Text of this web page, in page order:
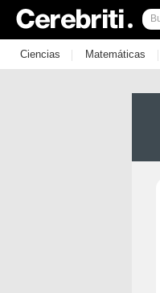
Ciencias | Matemáticas |